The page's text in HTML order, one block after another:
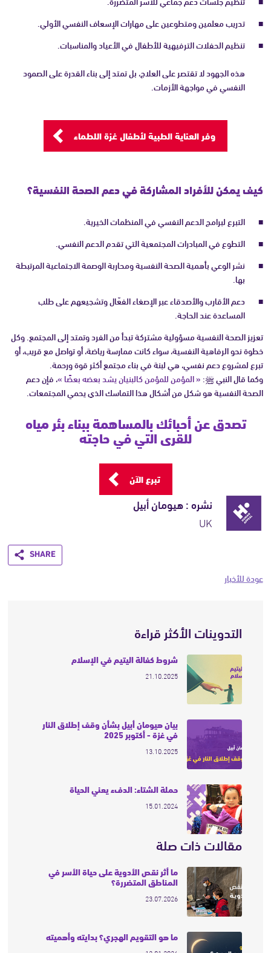
تدريب معلمين ومتطوعين على مهارات الإسعاف النفسي الأولي.
تنظيم الحفلات الترفيهية للأطفال في الأعياد والمناسبات.
هذه الجهود لا تقتصر على العلاج، بل تمتد إلى بناء القدرة على الصمود
النفسي في مواجهة الأزمات.
وفر العناية الطبية لأطفال غزة اللطماء
كيف يمكن للأفراد المشاركة في دعم الصحة النفسية؟
التبرع لبرامج الدعم النفسي في المنظمات الخيرية.
التطوع في المبادرات المجتمعية التي تقدم الدعم النفسي.
نشر الوعي بأهمية الصحة النفسية ومحاربة الوصمة الاجتماعية المرتبطة
بها.
دعم الأقارب والأصدقاء عبر الإصغاء الفعّال وتشجيعهم على طلب
المساعدة عند الحاجة.
تعزيز الصحة النفسية مسؤولية مشتركة تبدأ من الفرد وتمتد إلى المجتمع. وكل
خطوة نحو الرفاهية النفسية، سواء كانت ممارسة رياضة، أو تواصل مع قريب، أو
تبرع لمشروع دعم نفسي، هي لبنة في بناء مجتمع أكثر قوة ورحمة.
وكما قال النبي ﷺ:« المؤمن للمؤمن كالبنيان يشد بعضه بعضًا »، فإن دعم
الصحة النفسية هو شكل من أشكال هذا التماسك الذي يحمي المجتمعات.
تصدق عن أحبائك بالمساهمة ببناء بئر مياه
للقرى التي في حاجته
تبرع الآن
نشره : هيومان أبيل
UK
Share
عودة للأخبار
التدوينات الأكثر قراءة
شروط كفالة اليتيم في الإسلام
21.10.2025
بيان هيومان أبيل بشأن وقف إطلاق النار
في غزة - أكتوبر 2025
13.10.2025
حملة الشتاء: الدفء يعني الحياة
15.01.2024
مقالات ذات صلة
ما أثر نقص الأدوية على حياة الأسر في
المناطق المتضررة؟
23.07.2026
ما هو التقويم الهجري؟ بدايته وأهميته